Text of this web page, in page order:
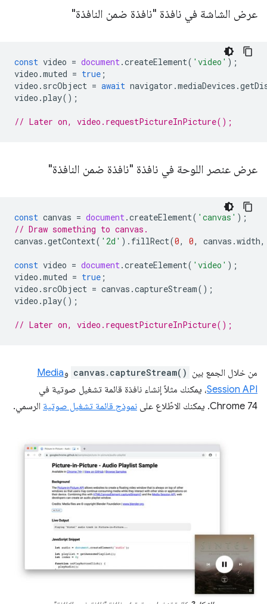
عرض الشاشة في نافذة "نافذة ضمن النافذة"
const video = document.createElement( 'video' );
video .muted = true ;
video . srcObject = await navigator .mediaDevices .
video .play();
// Later on, video.requestPictureInPicture();
عرض عنصر اللوحة في نافذة "نافذة ضمن النافذة"
const canvas = document.createElement( 'canvas' );
// Draw something to canvas.
canvas .getContext( '2d' ). fillRect(0, 0, canvas .width,
const video = document.createElement( 'video' );
video .muted = true ;
video . srcObject = canvas .captureStream();
video .play();
// Later on, video.requestPictureInPicture();
من خلال الجمع بين canvas.captureStream() وMedia
Session API، يمكنك مثلاً إنشاء نافذة قائمة تشغيل صوتية في
Chrome 74. يمكنك الاطّلاع على
نموذج قائمة تشغيل صوتية الرسمي.